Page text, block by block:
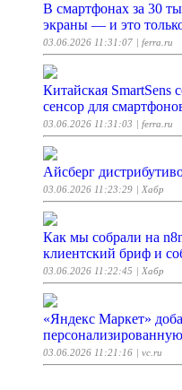
В смартфонах за 30
экраны — и это
03.06.2026 11:31:07 | ferra.ru
Китайская SmartSens
сенсор для
03.06.2026 11:31:03 | ferra.ru
Айсберг
03.06.2026 11:23:29 | Хабр
Как мы собрали на
клиентский бриф и
03.06.2026 11:22:45 | Хабр
«Яндекс Маркет»
03.06.2026 11:21:16 | vc.ru